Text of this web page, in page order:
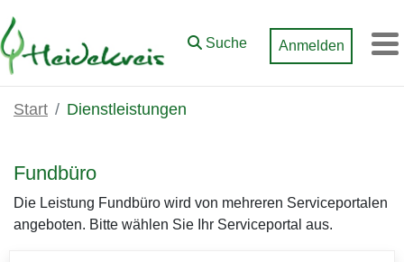
Zum Hauptinhalt springen
Suche Anmelden
Start Dienstleistungen
Fundbüro
Die Leistung Fundbüro wird von mehreren Serviceportalen
angeboten. Bitte wählen Sie Ihr Serviceportal aus.